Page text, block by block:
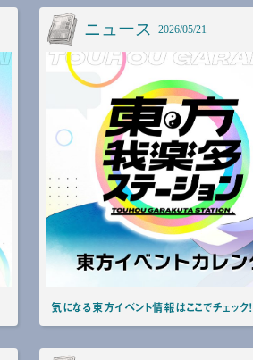
ニュース 2026/05/21
気になる東方イベント情報はここでチェッ